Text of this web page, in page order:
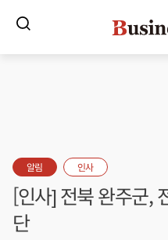
알림 인사
[인사] 전북 완주군,
단